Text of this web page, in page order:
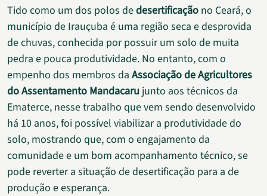
Tido como um dos polos dedesertificação no Ceará, o
município de Irauçuba é uma região seca e desprovida
de chuvas, conhecida por possuir um solo de muita
pedra e pouca produtividade. No entanto, com o
empenho dos membros da Associação de Agricultores
do Assentamento Mandacaru junto aos técnicos da
Ematerce, nesse trabalho que vem sendo desenvolvido
há 10 anos, foi possível viabilizar a produtividade do
solo, mostrando que, com o engajamento da
comunidade e um bom acompanhamento técnico, se
pode reverter a situação de desertificação para a de
produção e esperança.